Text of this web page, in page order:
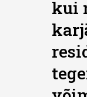
kui